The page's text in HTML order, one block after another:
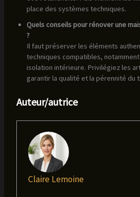
place des systèmes techniques.
Quels conseils pour rénover une
?
Il faut préserver les éléments
techniques compatibles,
isolation intérieure. Privilégiez les
garantir la qualité et la pérennité du
Auteur/autrice
Claire Lemoine